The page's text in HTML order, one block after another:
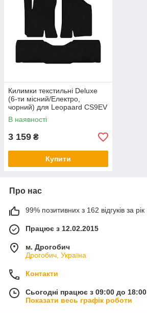
Килимки текстильні Deluxe
(6-ти місний/Електро,
чорний) для Leopaard CS9EV
2017- рр
В наявності
3 159 ₴
Купити
Про нас
99% позитивних з 162 відгуків за рік
Працює з 12.02.2015
м. Дрогобич
Дрогобич, Україна
Контакти
Сьогодні працює з 09:00 до 18:00
Показати весь графік роботи